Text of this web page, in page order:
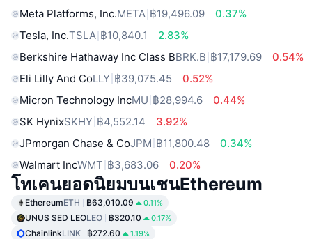
Meta Platforms, Inc.META ฿19,496.09
0.37%
Tesla, Inc.TSLA ฿10,840.1
2.83%
Berkshire Hathaway Inc Class BBRK.B ฿17,179.69
0.54%
Eli Lilly And CoLLY ฿39,075.45
0.52%
Micron Technology IncMU ฿28,994.6
0.44%
SK HynixSKHY ฿4,552.14
3.92%
JPmorgan Chase & CoJPM ฿11,800.48
0.34%
Walmart IncWMT ฿3,683.06 0.20%
โทเคนยอดนิยมบนเชนEthereum
EthereumETH ฿63,010.09 0.11%
UNUS SED LEOLEO ฿320.10 0.17%
ChainlinkLINK ฿272.60 1.19%